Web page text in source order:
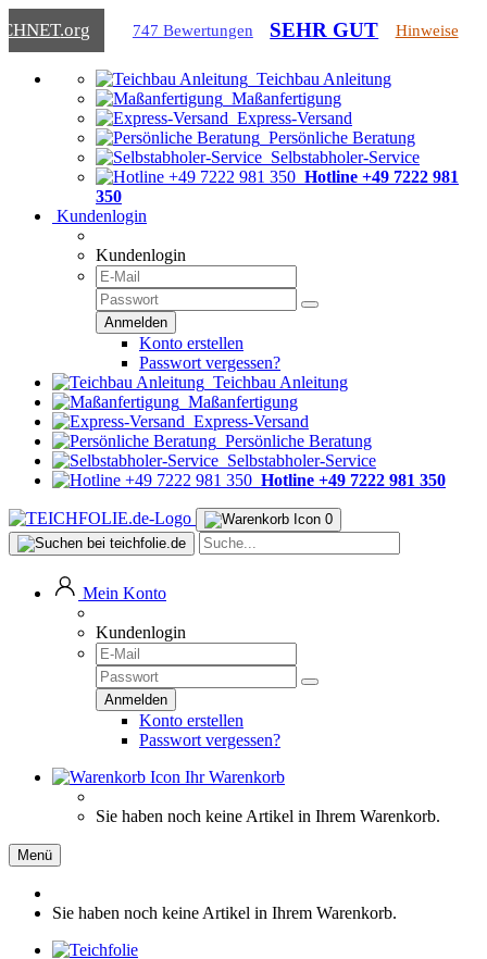
.org 747 Bewertungen SEHR GUT Hinweise
Teichbau Anleitung
Maßanfertigung
Express-Versand
Persönliche Beratung
Selbstabholer-Service
Hotline +49 7222 981
350
Kundenlogin
Kundenlogin
Konto erstellen
Passwort vergessen?
Teichbau Anleitung
Maßanfertigung
Express-Versand
Persönliche Beratung
Selbstabholer-Service
Hotline +49 7222 981 350
0
Mein Konto
Kundenlogin
Konto erstellen
Passwort vergessen?
Ihr Warenkorb
Sie haben noch keine Artikel in Ihrem Warenkorb.
Menü
Sie haben noch keine Artikel in Ihrem Warenkorb.